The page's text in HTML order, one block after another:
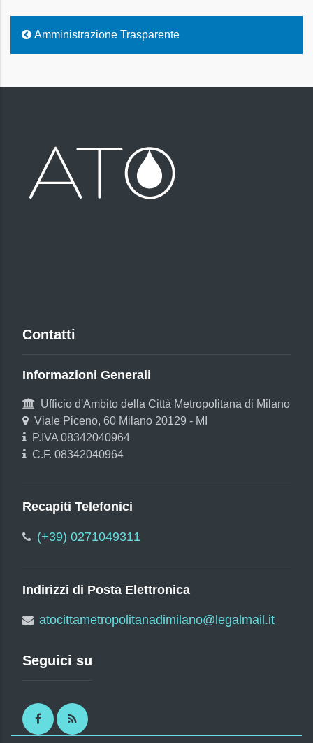
Amministrazione Trasparente
Contatti
Informazioni Generali
Ufficio d'Ambito della Città Metropolitana di Milano
Viale Piceno, 60 Milano 20129 - MI
P.IVA 08342040964
C.F. 08342040964
Recapiti Telefonici
(+39) 0271049311
Indirizzi di Posta Elettronica
atocittametropolitanadimilano@legalmail.it
Seguici su
FacebookRSS